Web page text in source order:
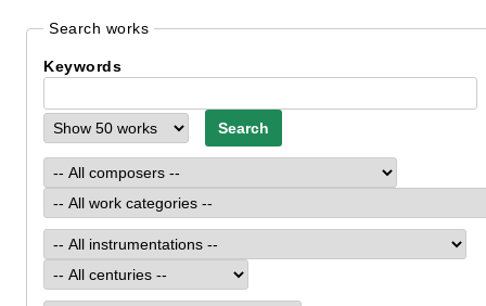
Search works
Keywords